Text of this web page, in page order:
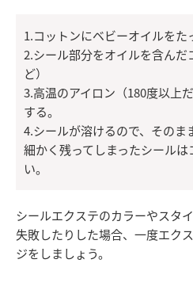
1.コットンにベビーオイルをた
2.シール部分をオイルを含んだ
ど）
3.高温のアイロン（180度以上
する。
4.シールが溶けるので、そのま
細かく残ってしまったシール
い。
シールエクステのカラーやスタ
失敗したりした場合、一度エク
ジをしましょう。